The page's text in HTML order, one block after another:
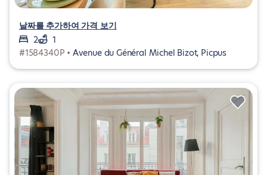
날짜를 추가하여 가격 보기
2
1
#1584340P • Avenue du Général Michel Bizot, Picpus